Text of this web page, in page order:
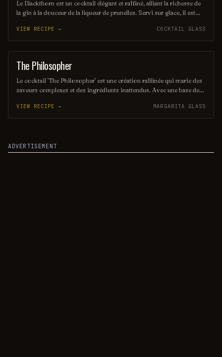
Le Blackthorn est un cocktail élégant et raffiné, alliant la richesse de
la gin à la douceur de la liqueur de prunelles. Servi sur glace, il est
équilibre parfaitement les saveurs. Ce mélange savoureux évoque
des notes fruitées et épicées, parfait pour les amateurs de cocktails
classiques.
VIEW RECIPE → COCKTAIL GLASS
COCKTAIL
The Philosopher
Le cocktail 'The Philosopher' est une création raffinée qui marie des
saveurs complexes et des ingrédients inattendus. Avec une base de
d'agrumes, il invite à la réflexion et à la contemplation. Ce breuvage
élégant est parfait pour ceux qui aiment savourer chaque gorgée
VIEW RECIPE → MARGARITA GLASS
ADVERTISEMENT